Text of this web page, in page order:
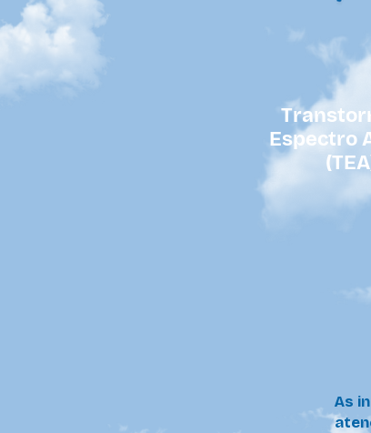
Espectro
As